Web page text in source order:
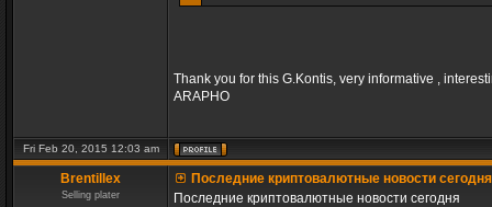
Thank you for this G.Kontis, very informative ,
ARAPHO
Fri Feb 20, 2015 12:03 am
Brentillex
Selling plater
Последние криптовалютные новости сегодня
Последние криптовалютные новости сегодня